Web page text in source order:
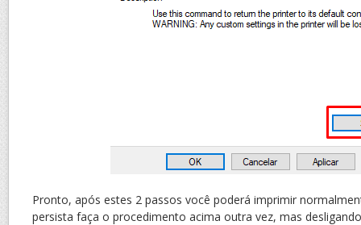
Pronto, após estes 2 passos você poderá imprimir
persista faça o procedimento acima outra vez, mas